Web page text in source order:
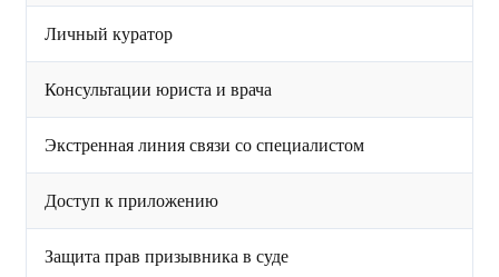
Личный куратор
Консультации юриста и врача
Экстренная линия связи со специалистом
Доступ к приложению
Защита прав призывника в суде